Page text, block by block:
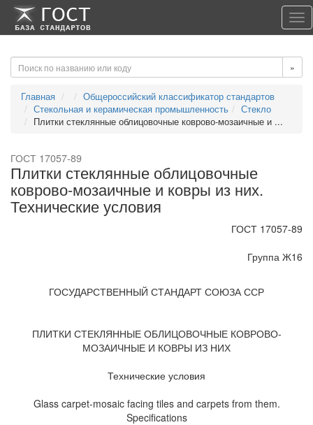
-->-->
»
Главная
Общероссийский классификатор стандартов
Стекольная и керамическая промышленность
Стекло
Плитки стеклянные облицовочные коврово-мозаичные и ...
ГОСТ 17057-89
Плитки стеклянные облицовочные
коврово-мозаичные и ковры из них.
Технические условия
ГОСТ 17057-89
Группа Ж16
ГОСУДАРСТВЕННЫЙ СТАНДАРТ СОЮЗА ССР
ПЛИТКИ СТЕКЛЯННЫЕ ОБЛИЦОВОЧНЫЕ КОВРОВО-
МОЗАИЧНЫЕ И КОВРЫ ИЗ НИХ
Технические условия
Glass carpet-mosaic facing tiles and carpets from them.
Specifications